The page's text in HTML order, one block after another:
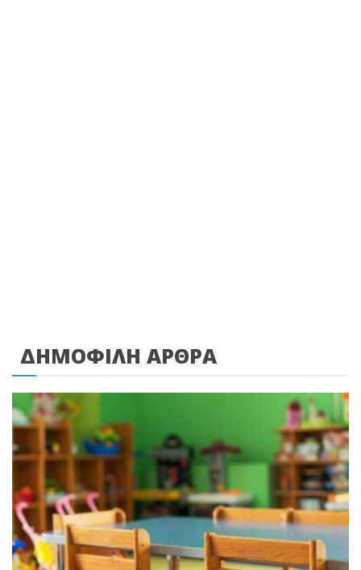
ΔΗΜΟΦΙΛΗ ΑΡΘΡΑ